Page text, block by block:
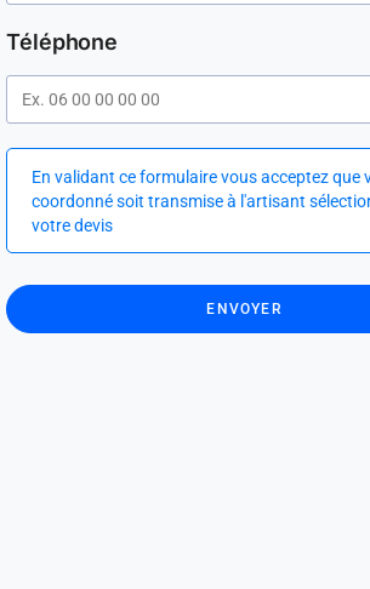
Téléphone
En validant ce formulaire vous acceptez que
coordonné soit transmise à l'artisant
votre devis
ENVOYER